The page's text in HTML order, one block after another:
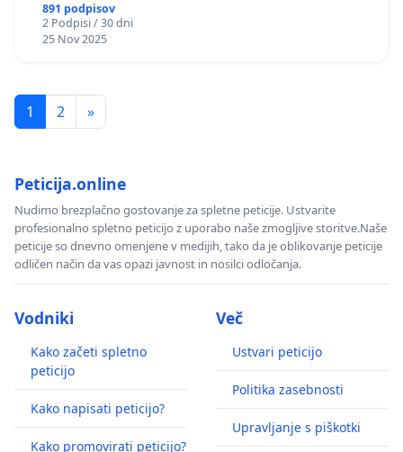
891 podpisov
2 Podpisi / 30 dni
25 Nov 2025
1 2 »
Peticija.online
Nudimo brezplačno gostovanje za spletne peticije. Ustvarite
profesionalno spletno peticijo z uporabo naše zmogljive storitve.Naše
peticije so dnevno omenjene v medijih, tako da je oblikovanje peticije
odličen način da vas opazi javnost in nosilci odločanja.
Vodniki
Kako začeti spletno
peticijo
Kako napisati peticijo?
Kako promovirati peticijo?
Več
Ustvari peticijo
Politika zasebnosti
Upravljanje s piškotki